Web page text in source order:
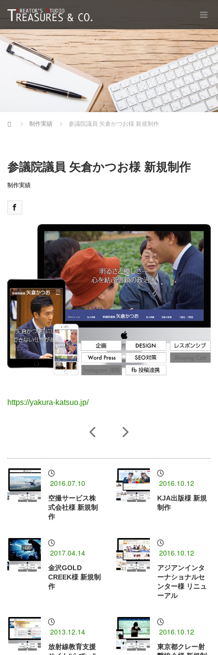
Home 制作実績 参議院議員 矢倉かつお様 新規制作
参議院議員 矢倉かつお様 新規制作
制作実績
https://yakura-katsuo.jp/
2016.07.10
空撮サービス株
式会社様 新規制
作
2016.10.12
KJA出版様 新規
制作
2017.04.14
金沢GOLD
CREEK様 新規制
作
2016.10.12
アジアンインタ
ーナショナルセ
ンター様 リニュ
ーアル
2013.12.14
放射線教育支援
2016.10.12
東京都クレー射